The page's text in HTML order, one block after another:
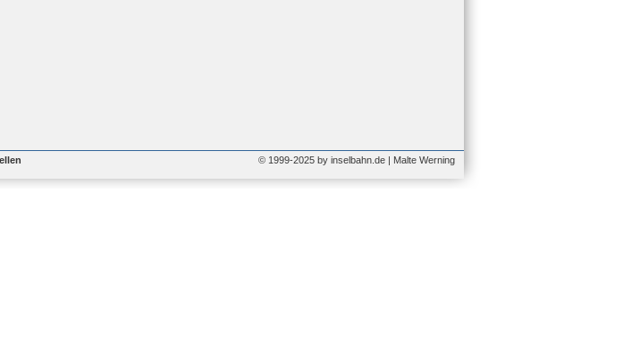
© 1999-2025 by inselbahn.de | Malte Werning